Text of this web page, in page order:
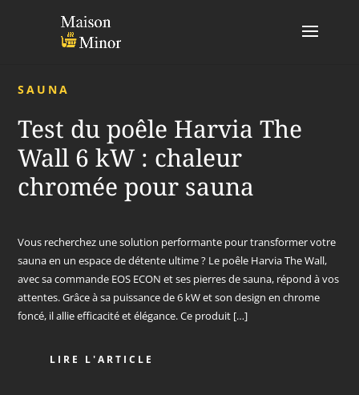
SAUNA
Test du poêle Harvia The
Wall 6 kW : chaleur
chromée pour sauna
Vous recherchez une solution performante pour transformer votre
sauna en un espace de détente ultime ? Le poêle Harvia The Wall,
avec sa commande EOS ECON et ses pierres de sauna, répond à vos
attentes. Grâce à sa puissance de 6 kW et son design en chrome
foncé, il allie efficacité et élégance. Ce produit […]
LIRE L'ARTICLE